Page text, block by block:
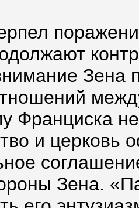
Зена
Франциска
и
Зена.